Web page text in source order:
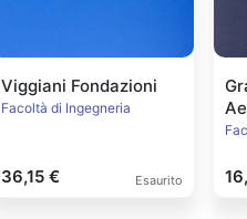
Viggiani Fondazioni
Facoltà di Ingegneria
36,15 € Esaurito